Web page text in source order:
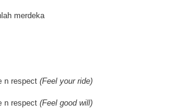
merdeka
n respect (Feel your ride)
n respect (Feel good will)